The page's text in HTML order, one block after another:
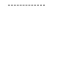
-------------